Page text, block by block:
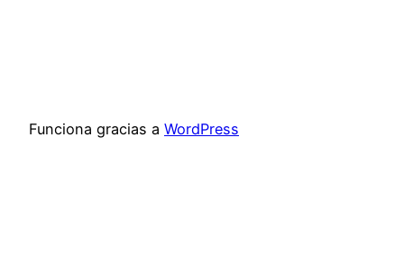
Funciona gracias a WordPress